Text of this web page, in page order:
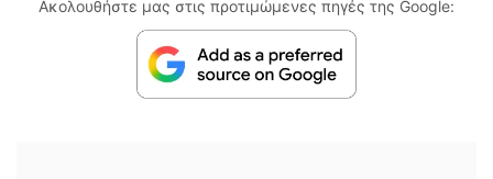
Ακολουθήστε μας στις προτιμώμενες πηγές της Google: